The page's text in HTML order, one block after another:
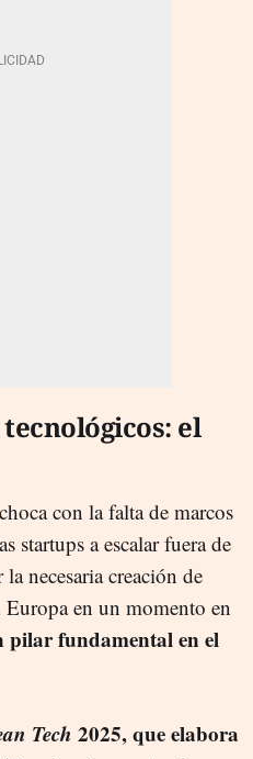
el
con la falta de marcos
startups a escalar fuera de
necesaria creación de
en un momento en
pilar fundamental en el
Tech 2025, que elabora